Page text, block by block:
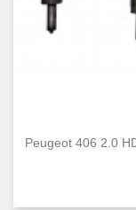
Peugeot 406 2.0